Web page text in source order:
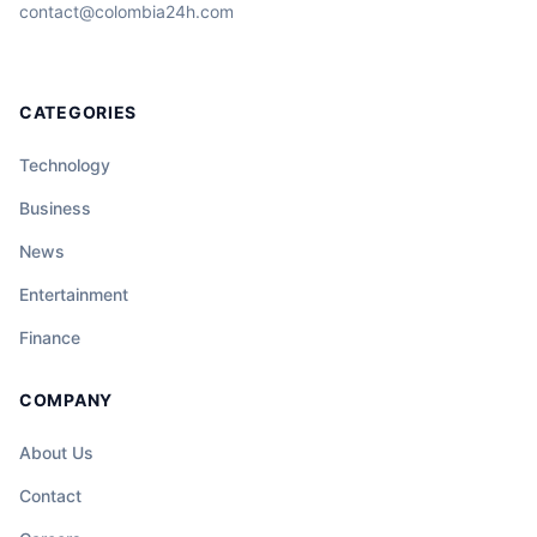
contact@colombia24h.com
CATEGORIES
Technology
Business
News
Entertainment
Finance
COMPANY
About Us
Contact